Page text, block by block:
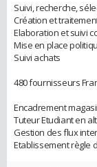
Suivi, recherche,
Création et
Elaboration et suivi
Mise en place
Suivi achats
480 fournisseurs
Encadrement
Tuteur Etudiant en
Gestion des flux
Etablissement règle